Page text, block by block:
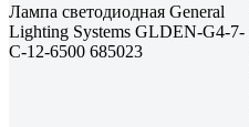
Лампа светодиодная General
Lighting Systems GLDEN-G4-7-
C-12-6500 685023